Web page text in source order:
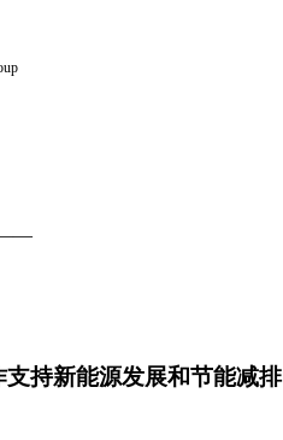
—
持新能源发展和节能减排